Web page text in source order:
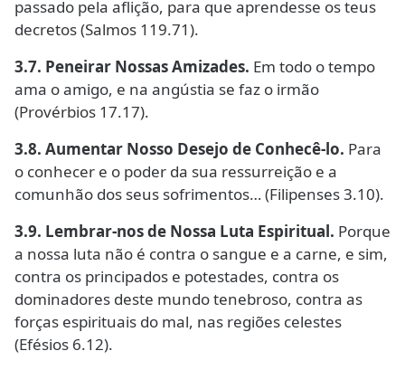
passado pela aflição, para que aprendesse os teus
decretos (Salmos 119.71).
3.7. Peneirar Nossas Amizades. Em todo o tempo
ama o amigo, e na angústia se faz o irmão
(Provérbios 17.17).
3.8. Aumentar Nosso Desejo de Conhecê-lo. Para
o conhecer e o poder da sua ressurreição e a
comunhão dos seus sofrimentos… (Filipenses 3.10).
3.9. Lembrar-nos de Nossa Luta Espiritual. Porque
a nossa luta não é contra o sangue e a carne, e sim,
contra os principados e potestades, contra os
dominadores deste mundo tenebroso, contra as
forças espirituais do mal, nas regiões celestes
(Efésios 6.12).